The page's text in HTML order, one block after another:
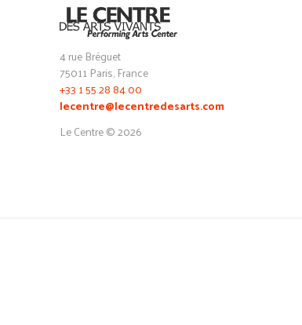
4 rue Bréguet
75011 Paris, France
+33 1 55 28 84 00
lecentre@lecentredesarts.com
Le Centre © 2026